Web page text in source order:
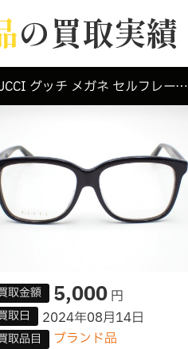
の買取実績
GUCCI グッチ メガネ セルフレーム GG0331OA
取金額 5,000 円
取日 2024年08月14日
取品目 ブランド品